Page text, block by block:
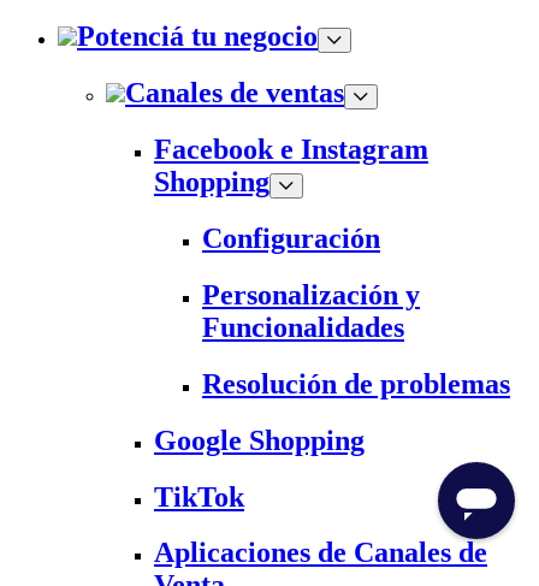
Potenciá tu negocio
Canales de ventas
Facebook e Instagram
Shopping
Configuración
Personalización y
Funcionalidades
Resolución de problemas
Google Shopping
TikTok
Aplicaciones de Canales de